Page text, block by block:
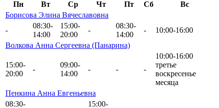
Пн Вт Ср Чт Пт Сб
Вс
Борисова Элина Вячеславовна
-
08:30-
14:00
15:00-
20:00
-
08:30-
14:00
-
10:00-16:00
Волкова Анна Сергеевна (Панарина)
15:00-
20:00
-
09:00-
14:00
- - -
10:00-16:00
третье
воскресенье
месяца
Пенкина Анна Евгеньевна
08:30-
15:00-